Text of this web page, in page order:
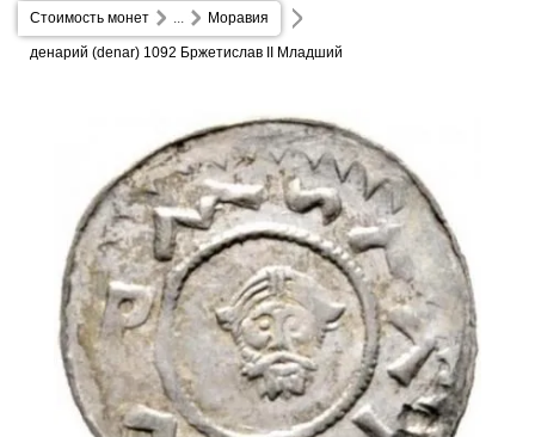
Стоимость монет Моравия
...
денарий (denar) 1092 Бржетислав II Младший